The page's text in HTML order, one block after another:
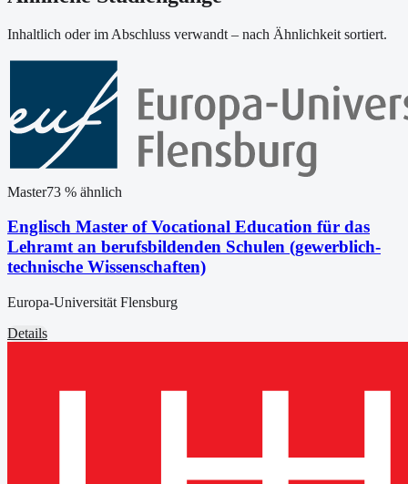
Inhaltlich oder im Abschluss verwandt – nach Ähnlichkeit sortiert.
Master73 % ähnlich
Englisch Master of Vocational Education für das
Lehramt an berufsbildenden Schulen (gewerblich-
technische Wissenschaften)
Europa-Universität Flensburg
Details